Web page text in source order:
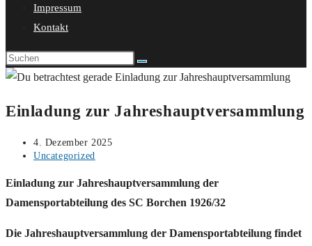
Impressum
Kontakt
Einladung zur Jahreshauptversammlung
Beitrag
veröffentlicht:
4. Dezember 2025
Beitrags-
Uncategorized
Einladung zur Jahreshauptversammlung der
Damensportabteilung des SC Borchen 1926/32
Die Jahreshauptversammlung der Damensportabteilung findet